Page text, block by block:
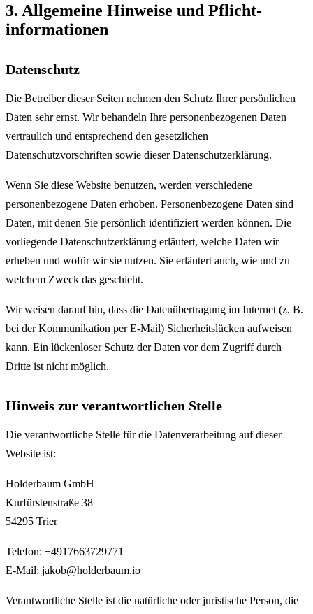
3. Allgemeine Hinweise und Pflicht­
informationen
Datenschutz
Die Betreiber dieser Seiten nehmen den Schutz Ihrer persönlichen
Daten sehr ernst. Wir behandeln Ihre personenbezogenen Daten
vertraulich und entsprechend den gesetzlichen
Datenschutzvorschriften sowie dieser Datenschutzerklärung.
Wenn Sie diese Website benutzen, werden verschiedene
personenbezogene Daten erhoben. Personenbezogene Daten sind
Daten, mit denen Sie persönlich identifiziert werden können. Die
vorliegende Datenschutzerklärung erläutert, welche Daten wir
erheben und wofür wir sie nutzen. Sie erläutert auch, wie und zu
welchem Zweck das geschieht.
Wir weisen darauf hin, dass die Datenübertragung im Internet (z. B.
bei der Kommunikation per E-Mail) Sicherheitslücken aufweisen
kann. Ein lückenloser Schutz der Daten vor dem Zugriff durch
Dritte ist nicht möglich.
Hinweis zur verantwortlichen Stelle
Die verantwortliche Stelle für die Datenverarbeitung auf dieser
Website ist:
Holderbaum GmbH
Kurfürstenstraße 38
54295 Trier
Telefon: +4917663729771
E-Mail: jakob@holderbaum.io
Verantwortliche Stelle ist die natürliche oder juristische Person, die